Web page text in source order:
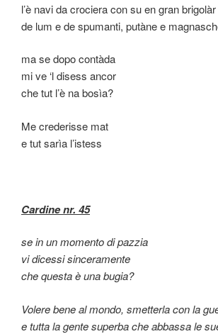
l’è navi da crociera con su en gran brigolàr
de lum e de spumanti, putàne e
ma se dopo contàda
mi ve ‘l disess ancor
che tut l’è na bosìa?
Me crederisse mat
e tut sarìa l’istess
Cardine nr. 45
se in un momento di pazzia
vi dicessi sinceramente
che questa è una bugia?
Volere bene al mondo, smetterla con la
e tutta la gente superba che abbassa le